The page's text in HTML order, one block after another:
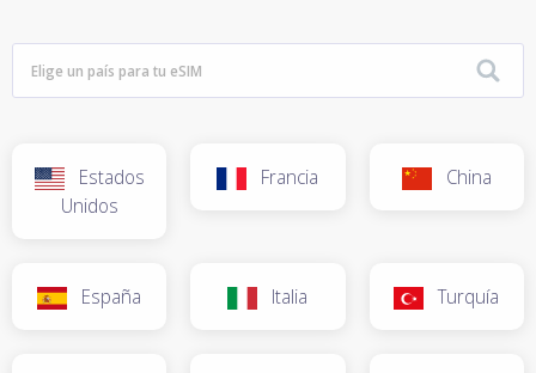
Estados
Unidos
Francia China
España Italia Turquía